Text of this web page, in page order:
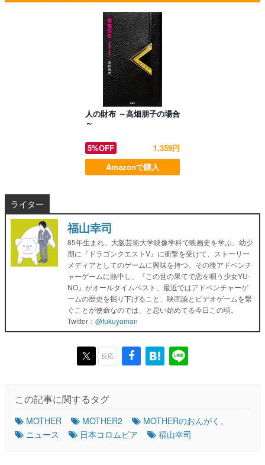
人の財布 ～高畑朋子の場合
～
5%OFF
1,359円
Amazonで購入
ライター
福山幸司
85年生まれ。大阪芸術大学映像学科で映画史を学ぶ。幼少
期に『ドラゴンクエストV』に衝撃を受けて、ストーリー
メディアとしてのゲームに興味を持つ。その後アドベンチ
ャーゲームに熱中し、『この世の果てで恋を唄う少女YU-
NO』がオールタイムベスト。最近ではアドベンチャーゲ
ームの歴史を掘り下げること、映画論とビデオゲームを繋
ぐことが使命なのでは、と思い始めてる今日この頃。
Twitter： @fukuyaman
反応
この記事に関するタグ
MOTHER MOTHER2
MOTHERのおんがく。
ニュース
日本コロムビア 福山幸司